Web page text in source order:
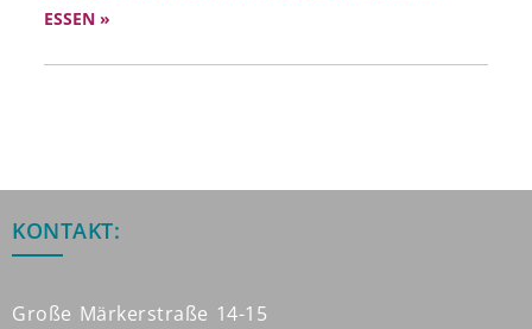
ESSEN»
KONTAKT:
Große Märkerstraße 14-15